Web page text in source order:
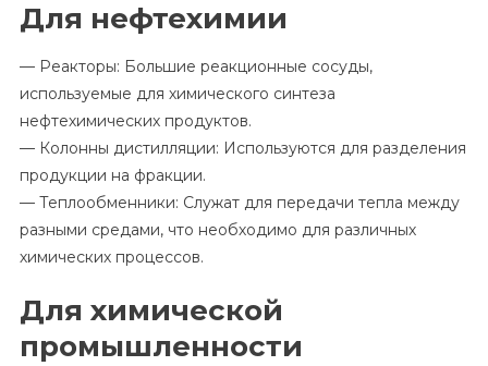
Для нефтехимии
— Реакторы: Большие реакционные сосуды,
используемые для химического синтеза
нефтехимических продуктов.
— Колонны дистилляции: Используются для разделения
продукции на фракции.
— Теплообменники: Служат для передачи тепла между
разными средами, что необходимо для различных
химических процессов.
Для химической
промышленности